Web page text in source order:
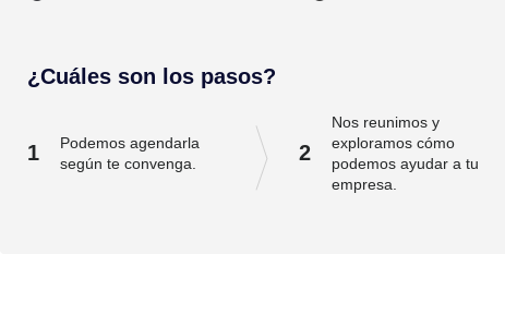
¿Cuáles son los pasos?
1
Podemos agendarla
según te convenga.
2
Nos reunimos y
exploramos cómo
podemos ayudar a tu
empresa.